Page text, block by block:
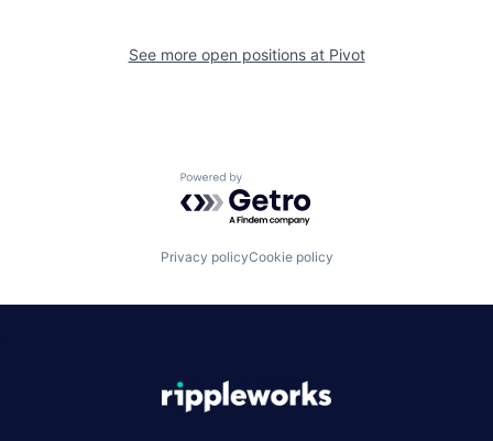
See more open positions at Pivot
Powered by Getro.com
Privacy policyCookie policy